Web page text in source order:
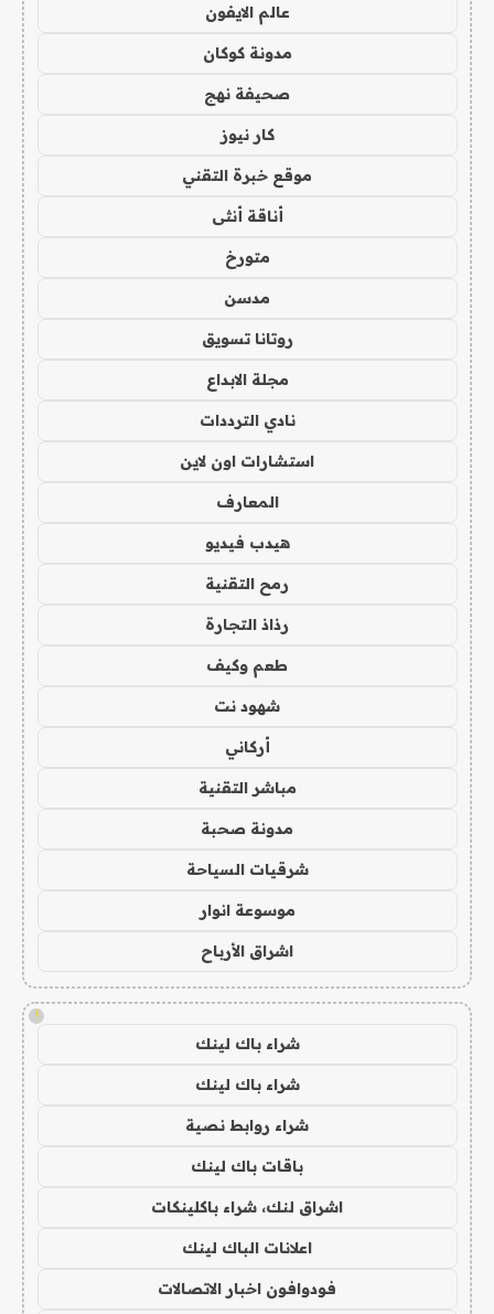
عالم الايفون
مدونة كوكان
صحيفة نهج
كار نيوز
موقع خبرة التقني
أناقة أنثى
متورخ
مدسن
روتانا تسويق
مجلة الابداع
نادي الترددات
استشارات اون لاين
المعارف
هيدب فيديو
رمح التقنية
رذاذ التجارة
طعم وكيف
شهود نت
أركاني
مباشر التقنية
مدونة صحبة
شرقيات السياحة
موسوعة انوار
اشراق الأرباح
!
شراء باك لينك
شراء باك لينك
شراء روابط نصية
باقات باك لينك
اشراق لنك، شراء باكلينكات
اعلانات الباك لينك
فودوافون اخبار الاتصالات